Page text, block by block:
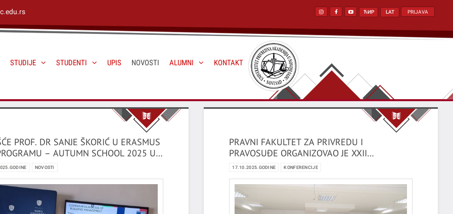
PRIJAVA
ЋИР LAT
STUDIJE STUDENTI UPIS NOVOSTI ALUMNI KONTAKT
PROF. DR SANJE ŠKORIĆ U ERASMUS
– AUTUMN SCHOOL 2025 U
NOVOSTI
PRAVNI FAKULTET ZA PRIVREDU I
PRAVOSUĐE ORGANIZOVAO JE XXII
MEĐUNARODNI NAUČNI SKUP
17.10.2025.GODINE KONFERENCIJE